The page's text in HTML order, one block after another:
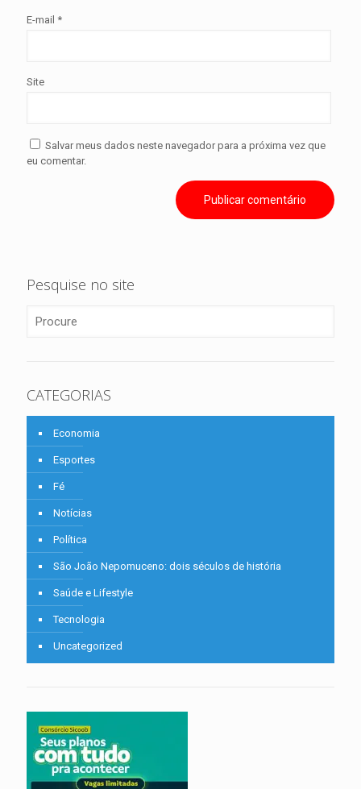
E-mail *
Site
Salvar meus dados neste navegador para a próxima vez que
eu comentar.
Pesquise no site
CATEGORIAS
Economia
Esportes
Fé
Notícias
Política
São João Nepomuceno: dois séculos de história
Saúde e Lifestyle
Tecnologia
Uncategorized